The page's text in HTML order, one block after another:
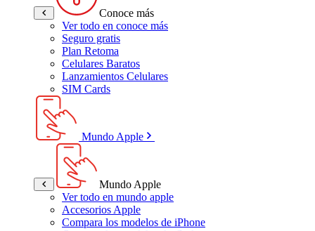
Conoce más
Ver todo en conoce más
Seguro gratis
Plan Retoma
Celulares Baratos
Lanzamientos Celulares
SIM Cards
Mundo Apple
Mundo Apple
Ver todo en mundo apple
Accesorios Apple
Compara los modelos de iPhone